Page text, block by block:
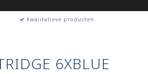
Kwalitatieve producten
6XBLUE